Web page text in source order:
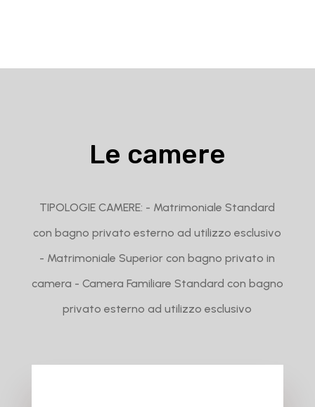
Le camere
TIPOLOGIE CAMERE: - Matrimoniale Standard
con bagno privato esterno ad utilizzo esclusivo
- Matrimoniale Superior con bagno privato in
camera - Camera Familiare Standard con bagno
privato esterno ad utilizzo esclusivo